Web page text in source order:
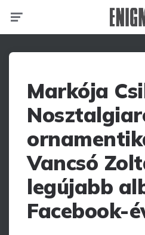
Markója
Vancsó
legújabb
Facebook-